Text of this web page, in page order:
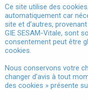
Données
Ce site utilise des
automatiquement car
site et d’autres,
GIE SESAM-Vitale, sont
consentement peut être
cookies.
Nous conservons votre
changer d’avis à tout
des cookies » présente